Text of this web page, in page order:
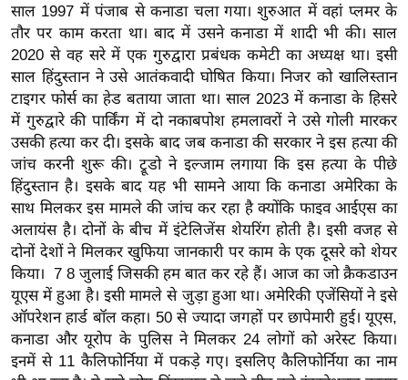
न
ज
ग
त
बॉ
ली
वु
ड
हॉ
ली
वु
ड
फि
ल्म
स
साल 1997 में पंजाब से कनाडा चला गया। शुरुआत में वहां प्लमर के
तौर पर काम करता था। बाद में उसने कनाडा में शादी भी की। साल
2020 से वह सरे में एक गुरुद्वारा प्रबंधक कमेटी का अध्यक्ष था। इसी
साल हिंदुस्तान ने उसे आतंकवादी घोषित किया। निजर को खालिस्तान
टाइगर फोर्स का हेड बताया जाता था। साल 2023 में कनाडा के हिसरे
में गुरुद्वारे की पार्किंग में दो नकाबपोश हमलावरों ने उसे गोली मारकर
उसकी हत्या कर दी। इसके बाद जब कनाडा की सरकार ने इस हत्या की
जांच करनी शुरू की। ट्रूडो ने इल्जाम लगाया कि इस हत्या के पीछे
हिंदुस्तान है। इसके बाद यह भी सामने आया कि कनाडा अमेरिका के
साथ मिलकर इस मामले की जांच कर रहा है क्योंकि फाइव आईएस का
अलायंस है। दोनों के बीच में इंटेलिजेंस शेयरिंग होती है। इसी वजह से
दोनों देशों ने मिलकर खुफिया जानकारी पर काम के एक दूसरे को शेयर
किया। 7 8 जुलाई जिसकी हम बात कर रहे हैं। आज का जो क्रैकडाउन
यूएस में हुआ है। इसी मामले से जुड़ा हुआ था। अमेरिकी एजेंसियों ने इसे
ऑपरेशन हार्ड बॉल कहा। 50 से ज्यादा जगहों पर छापेमारी हुई। यूएस,
कनाडा और यूरोप के पुलिस ने मिलकर 24 लोगों को अरेस्ट किया।
इनमें से 11 कैलिफोर्निया में पकड़े गए। इसलिए कैलिफोर्निया का नाम